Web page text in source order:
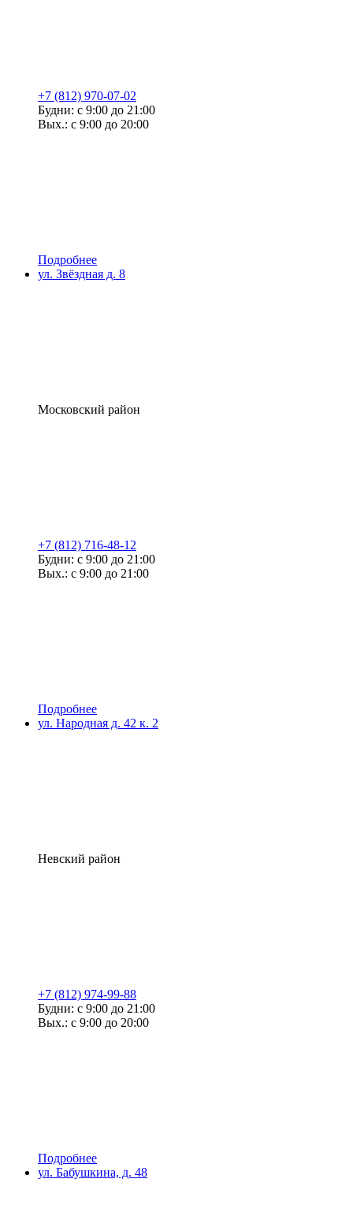
+7 (812) 970-07-02
Будни: с 9:00 до 21:00
Вых.: с 9:00 до 20:00
Подробнее
ул. Звёздная д. 8
Московский район
+7 (812) 716-48-12
Будни: с 9:00 до 21:00
Вых.: с 9:00 до 21:00
Подробнее
ул. Народная д. 42 к. 2
Невский район
+7 (812) 974-99-88
Будни: с 9:00 до 21:00
Вых.: с 9:00 до 20:00
Подробнее
ул. Бабушкина, д. 48